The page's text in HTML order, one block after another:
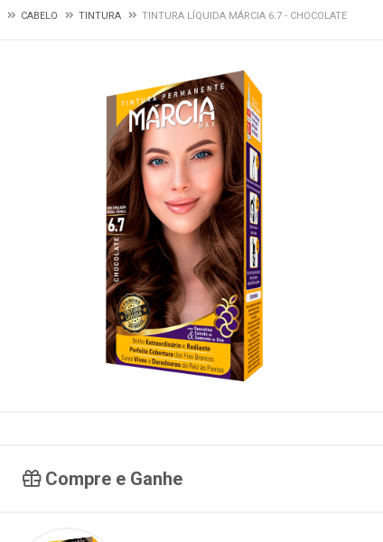
CABELO TINTURA TINTURA LÍQUIDA MÁRCIA 6.7 - CHOCOLATE
Compre e Ganhe